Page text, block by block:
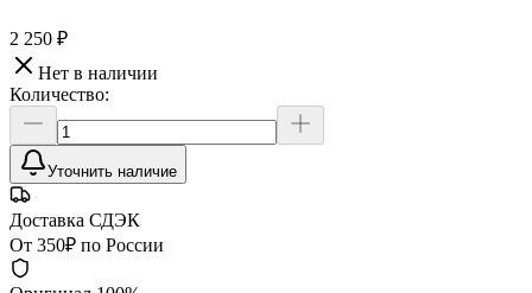
2 250 ₽
Нет в наличии
Количество:
Уточнить наличие
Доставка СДЭК
От 350₽ по России